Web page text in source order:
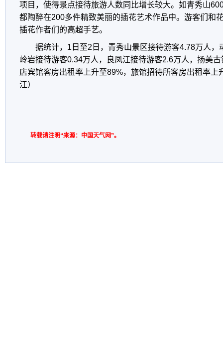
项目，使得景点接待旅游人数同比增长较大。如青秀山
都陶醉在200多件精致美丽的插花艺术作品中。游客们和
插花作者们的高超手艺。
据统计，1日至2日，青秀山景区接待游客4.78万人，
岭岩接待游客0.34万人，良凤江接待游客2.6万人，扬美
店宾馆客房出租率上升至89%，旅馆招待所客房出租率上
江）
转载请注明“来源：中国天气网”。